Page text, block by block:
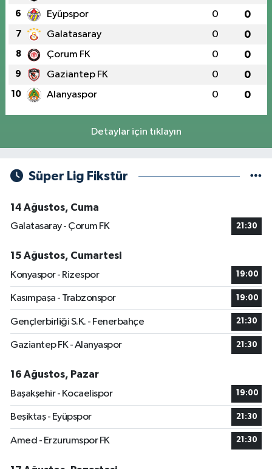
6 Eyüpspor 0 0
7 Galatasaray 0 0
8 Çorum FK 0 0
9 Gaziantep FK 0 0
10 Alanyaspor 0 0
Detaylar için tıklayın
Süper Lig Fikstür
14 Ağustos, Cuma
Galatasaray - Çorum FK
21:30
15 Ağustos, Cumartesi
Konyaspor - Rizespor
19:00
Kasımpaşa - Trabzonspor 19:00
Gençlerbirliği S.K. - Fenerbahçe 21:30
Gaziantep FK - Alanyaspor 21:30
16 Ağustos, Pazar
Başakşehir - Kocaelispor
19:00
Beşiktaş - Eyüpspor 21:30
Amed - Erzurumspor FK 21:30